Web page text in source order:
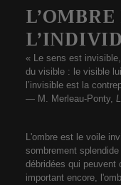
« Le sens est
du visible : le visible
l’invisible est la
— M. Merleau-Ponty,
L'ombre est le voile
sombrement
débridées qui peuvent
important encore,